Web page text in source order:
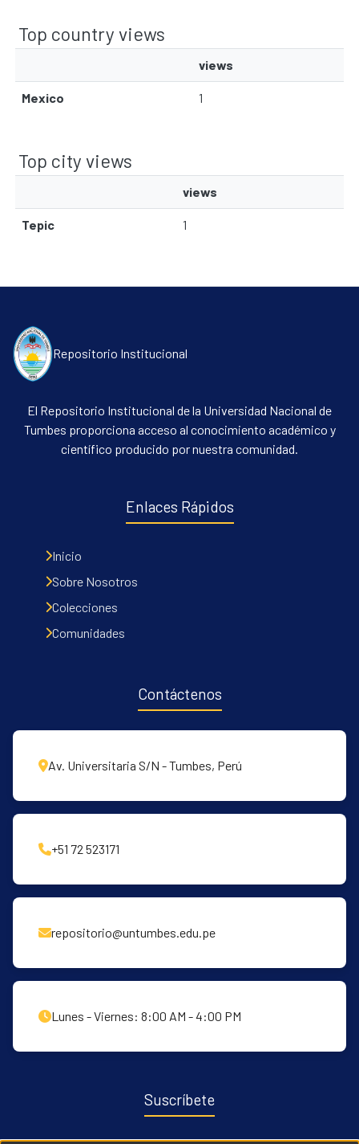
Communities & Collections
Contacto
Políticas
Top country views
views
Mexico 1
Top city views
views
Tepic 1
Repositorio Institucional
El Repositorio Institucional de la Universidad Nacional de
Tumbes proporciona acceso al conocimiento académico y
científico producido por nuestra comunidad.
Enlaces Rápidos
Inicio
Sobre Nosotros
Colecciones
Comunidades
Contáctenos
Av. Universitaria S/N - Tumbes, Perú
+51 72 523171
repositorio@untumbes.edu.pe
Lunes - Viernes: 8:00 AM - 4:00 PM
Suscríbete